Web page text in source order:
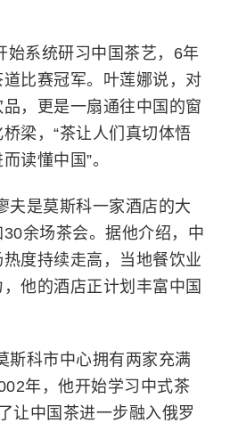
系统研习中国茶艺，6年
比赛冠军。叶莲娜说，对
，更是一扇通往中国的窗
梁，“茶让人们真切体悟
读懂中国”。
是莫斯科一家酒店的大
余场茶会。据他介绍，中
度持续走高，当地餐饮业
他的酒店正计划丰富中国
科市中心拥有两家充满
年，他开始学习中式茶
让中国茶进一步融入俄罗